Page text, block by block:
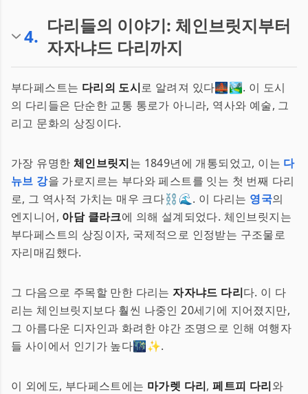
4. 다리들의 이야기: 체인브릿지부터
자자냐드 다리까지
부다페스트는 다리의 도시로 알려져 있다🌉🏞️. 이 도시
의 다리들은 단순한 교통 통로가 아니라, 역사와 예술, 그
리고 문화의 상징이다.
가장 유명한 체인브릿지는 1849년에 개통되었고, 이는 다
뉴브 강을 가로지르는 부다와 페스트를 잇는 첫 번째 다리
로, 그 역사적 가치는 매우 크다⛓️🌊. 이 다리는 영국의
엔지니어, 아담 클라크에 의해 설계되었다. 체인브릿지는
부다페스트의 상징이자, 국제적으로 인정받는 구조물로
자리매김했다.
그 다음으로 주목할 만한 다리는자자냐드 다리다. 이 다
리는 체인브릿지보다 훨씬 나중인 20세기에 지어졌지만,
그 아름다운 디자인과 화려한 야간 조명으로 인해 여행자
들 사이에서 인기가 높다🌃✨.
이 외에도, 부다페스트에는 마가렛 다리,페트피 다리와